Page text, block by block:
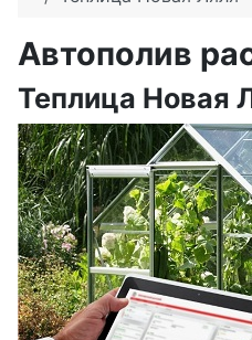
Автополив
Теплица Новая